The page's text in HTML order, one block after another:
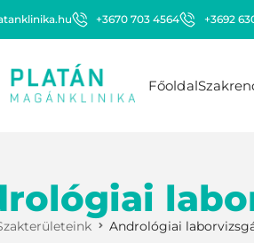
+3670 703 4564 +3692
Főoldal
Andrológiai